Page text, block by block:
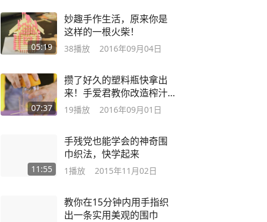
05:19
妙趣手作生活，原来你是
这样的一根火柴！
38播放 2016年09月04日
07:37
攒了好久的塑料瓶快拿出
来！手爱君教你改造榨汁
机、净水
19播放 2016年09月01日
11:55
手残党也能学会的神奇围
巾织法，快学起来
1播放 2015年11月02日
教你在15分钟内用手指织
出一条实用美观的围巾